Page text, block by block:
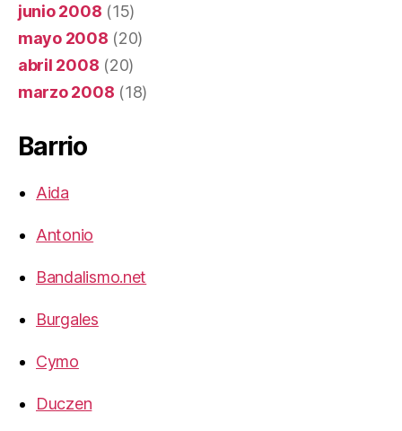
junio 2008 (15)
mayo 2008 (20)
abril 2008 (20)
marzo 2008 (18)
Barrio
Aida
Antonio
Bandalismo.net
Burgales
Cymo
Duczen